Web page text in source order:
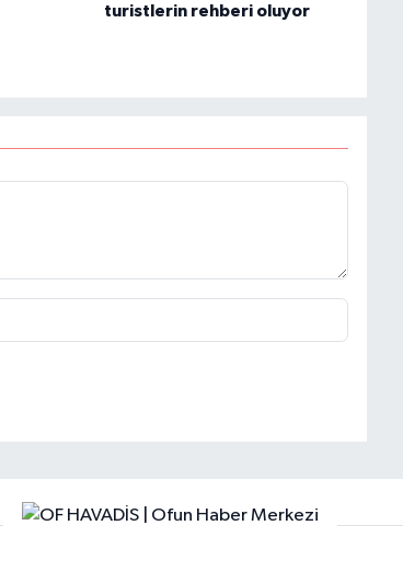
turistlerin rehberi oluyor